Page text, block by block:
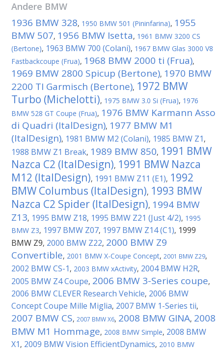
Andere BMW
1936 BMW 328, 1950 BMW 501 (Pininfarina), 1955
BMW 507, 1956 BMW Isetta, 1961 BMW 3200 CS
(Bertone), 1963 BMW 700 (Colani), 1967 BMW Glas 3000 V8
Fastbackcoupe (Frua), 1968 BMW 2000 ti (Frua),
1969 BMW 2800 Spicup (Bertone), 1970 BMW
2200 TI Garmisch (Bertone), 1972 BMW
Turbo (Michelotti), 1975 BMW 3.0 Si (Frua), 1976
BMW 528 GT Coupe (Frua), 1976 BMW Karmann Asso
di Quadri (ItalDesign), 1977 BMW M1
(ItalDesign), 1981 BMW M2 (Colani), 1985 BMW Z1 ,
1988 BMW Z1 Break, 1989 BMW 850, 1991 BMW
Nazca C2 (ItalDesign), 1991 BMW Nazca
M12 (ItalDesign), 1991 BMW Z11 (E1), 1992
BMW Columbus (ItalDesign), 1993 BMW
Nazca C2 Spider (ItalDesign), 1994 BMW
Z13, 1995 BMW Z18, 1995 BMW Z21 (Just 4/2), 1995
BMW Z3, 1997 BMW Z07, 1997 BMW Z14 (C1), 1999
BMW Z9, 2000 BMW Z22, 2000 BMW Z9
Convertible, 2001 BMW X-Coupe Concept, 2001 BMW Z29,
2002 BMW CS-1 , 2003 BMW xActivity, 2004 BMW H2R,
2005 BMW Z4 Coupe, 2006 BMW 3-Series coupe,
2006 BMW CLEVER Research Vehicle, 2006 BMW
Concept Coupe Mille Miglia, 2007 BMW 1-Series tii,
2007 BMW CS, 2007 BMW X6, 2008 BMW GINA, 2008
BMW M1 Hommage, 2008 BMW Simple, 2008 BMW
X1 , 2009 BMW Vision EfficientDynamics, 2010 BMW